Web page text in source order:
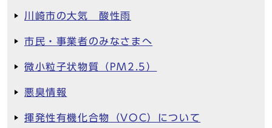
川崎市の大気 酸性雨
市民・事業者のみなさまへ
微小粒子状物質（PM2.5）
悪臭情報
揮発性有機化合物（VOC）について